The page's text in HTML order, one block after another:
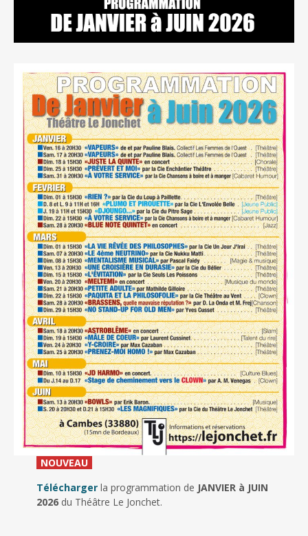
NOUVEAU_
Télécharger la programmation de JANVIER à JUIN
2026du Théâtre Le Jonchet.